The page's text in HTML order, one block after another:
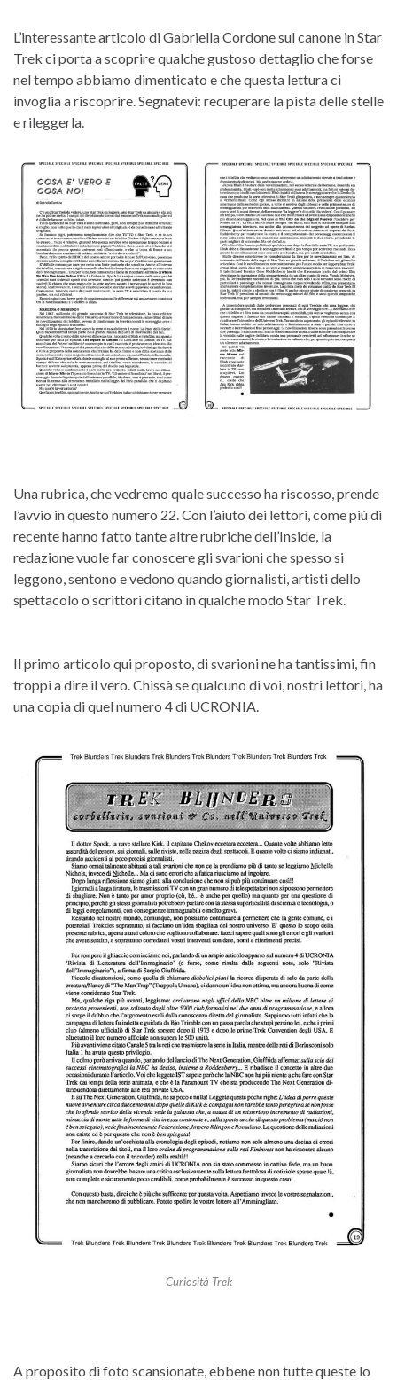
L’interessante articolo di Gabriella Cordone sul canone in Star
Trek ci porta a scoprire qualche gustoso dettaglio che forse
nel tempo abbiamo dimenticato e che questa lettura ci
invoglia a riscoprire. Segnatevi: recuperare la pista delle stelle
e rileggerla.
Una rubrica, che vedremo quale successo ha riscosso, prende
l’avvio in questo numero 22. Con l’aiuto dei lettori, come più di
recente hanno fatto tante altre rubriche dell’Inside, la
redazione vuole far conoscere gli svarioni che spesso si
leggono, sentono e vedono quando giornalisti, artisti dello
spettacolo o scrittori citano in qualche modo Star Trek.
Il primo articolo qui proposto, di svarioni ne ha tantissimi, fin
troppi a dire il vero. Chissà se qualcuno di voi, nostri lettori, ha
una copia di quel numero 4 di UCRONIA.
Curiosità Trek
A proposito di foto scansionate, ebbene non tutte queste lo